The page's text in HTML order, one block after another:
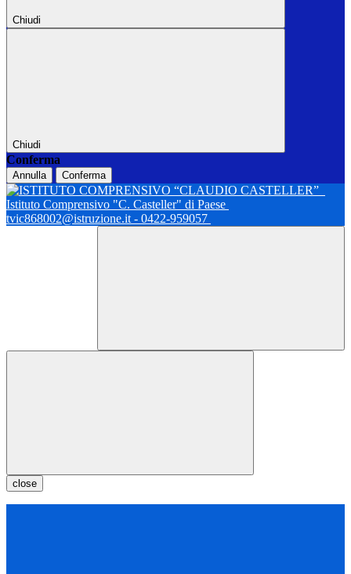
Chiudi
Chiudi
Conferma
Annulla Conferma
Istituto Comprensivo "C. Casteller" di Paese
tvic868002@istruzione.it - 0422-959057
close